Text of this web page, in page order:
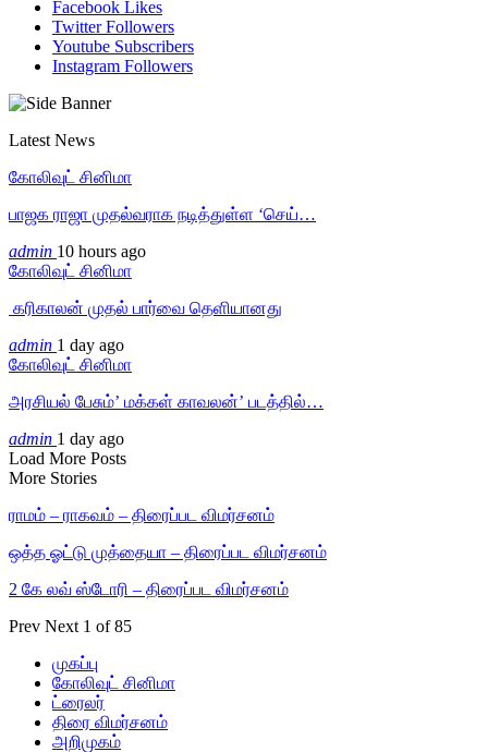
Facebook Likes
Twitter Followers
Youtube Subscribers
Instagram Followers
Latest News
கோலிவுட் சினிமா
பாஜக ராஜா முதல்வராக நடித்துள்ள ‘செய்…
admin 10 hours ago
கோலிவுட் சினிமா
‎ கரிகாலன் முதல் பார்வை தெளியானது
admin 1 day ago
கோலிவுட் சினிமா
அரசியல் பேசும்’ மக்கள் காவலன்’ படத்தில்…
admin 1 day ago
Load More Posts
More Stories
ராமம் – ராகவம் – திரைப்பட விமர்சனம்
ஒத்த ஓட்டு முத்தையா – திரைப்பட விமர்சனம்
2 கே லவ் ஸ்டோரி – திரைப்பட விமர்சனம்
Prev Next 1 of 85
முகப்பு
கோலிவுட் சினிமா
ட்ரைலர்
திரை விமர்சனம்
அறிமுகம்